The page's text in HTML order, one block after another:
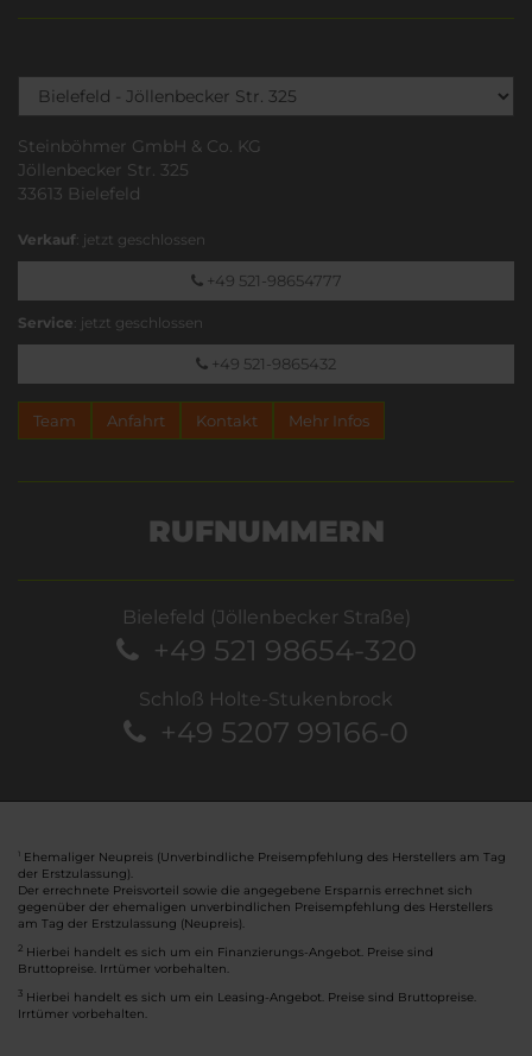
Steinböhmer GmbH & Co. KG
Jöllenbecker Str. 325
33613 Bielefeld
Verkauf: jetzt geschlossen
+49 521-98654777
Service: jetzt geschlossen
+49 521-9865432
Team Anfahrt Kontakt Mehr Infos
RUFNUMMERN
Bielefeld (Jöllenbecker Straße)
+49 521 98654-320
Schloß Holte-Stukenbrock
+49 5207 99166-0
Ehemaliger Neupreis (Unverbindliche Preisempfehlung des Herstellers am Tag
der Erstzulassung).
Der errechnete Preisvorteil sowie die angegebene Ersparnis errechnet sich
gegenüber der ehemaligen unverbindlichen Preisempfehlung des Herstellers
am Tag der Erstzulassung (Neupreis).
2 Hierbei handelt es sich um ein Finanzierungs-Angebot. Preise sind
Bruttopreise. Irrtümer vorbehalten.
3 Hierbei handelt es sich um ein Leasing-Angebot. Preise sind Bruttopreise.
Irrtümer vorbehalten.